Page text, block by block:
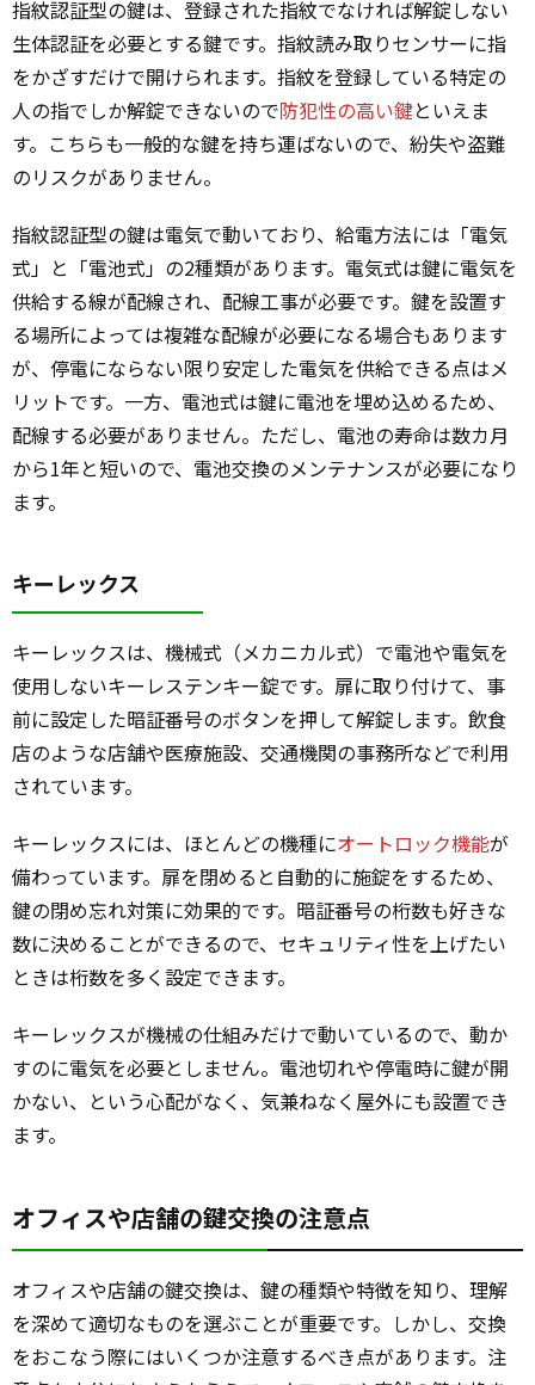
指紋認証型の鍵は、登録された指紋でなければ解錠しない
生体認証を必要とする鍵です。指紋読み取りセンサーに指
をかざすだけで開けられます。指紋を登録している特定の
人の指でしか解錠できないので防犯性の高い鍵といえま
す。こちらも一般的な鍵を持ち運ばないので、紛失や盗難
のリスクがありません。
指紋認証型の鍵は電気で動いており、給電方法には「電気
式」と「電池式」の2種類があります。電気式は鍵に電気を
供給する線が配線され、配線工事が必要です。鍵を設置す
る場所によっては複雑な配線が必要になる場合もあります
が、停電にならない限り安定した電気を供給できる点はメ
リットです。一方、電池式は鍵に電池を埋め込めるため、
配線する必要がありません。ただし、電池の寿命は数カ月
から1年と短いので、電池交換のメンテナンスが必要になり
ます。
キーレックス
キーレックスは、機械式（メカニカル式）で電池や電気を
使用しないキーレステンキー錠です。扉に取り付けて、事
前に設定した暗証番号のボタンを押して解錠します。飲食
店のような店舗や医療施設、交通機関の事務所などで利用
されています。
キーレックスには、ほとんどの機種にオートロック機能が
備わっています。扉を閉めると自動的に施錠をするため、
鍵の閉め忘れ対策に効果的です。暗証番号の桁数も好きな
数に決めることができるので、セキュリティ性を上げたい
ときは桁数を多く設定できます。
キーレックスが機械の仕組みだけで動いているので、動か
すのに電気を必要としません。電池切れや停電時に鍵が開
かない、という心配がなく、気兼ねなく屋外にも設置でき
ます。
オフィスや店舗の鍵交換の注意点
オフィスや店舗の鍵交換は、鍵の種類や特徴を知り、理解
を深めて適切なものを選ぶことが重要です。しかし、交換
をおこなう際にはいくつか注意するべき点があります。注